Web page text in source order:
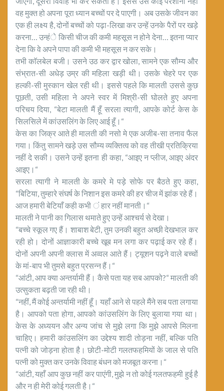
वह मुक्त हो अपना पूरा ध्यान बच्चों पर दे पाएगी। अब उसके जीवन का
एक ही लक्ष्य है, दोनों बच्चों को पढ़ा-लिखा कर उन्हें उनके पैरों पर खड़े
करना… उन्हंे किसी चीज की कमी महसूस न होने देना… इतना प्यार
देना कि वे अपने पापा की कमी भी महसूस न कर सके।
तभी काॅलबेल बजी। उसने उठ कर द्वार खोला, सामने एक सौम्य और
संभ्रात-सी अधेड़ उम्र की महिला खड़ी थी। उसके चेहरे पर एक
हल्की-सी मुस्कान खेल रही थी। इससे पहले कि मालती उससे कुछ
पूछती, उसी महिला ने अपने स्वर में मिश्री-सी घोलते हुए अपना
परिचय दिया, “बेटा मालती मैं हूँ सरला त्यागी, आपके कोर्ट केस के
सिलसिले में कांउसलिंग के लिए आई हूँ।“
केस का जिक्र आते ही मालती की नसो मे एक अजीब-सा तनाव फैल
गया। किंतु सामने खड़े उस सौम्य व्यक्तित्व को वह तीखी प्रतिक्रिया
नहीं दे सकी। उसने उन्हें इतना ही कहा, “आइए न प्लीज, आइए अंदर
आइए।“
सरला त्यागी ने मालती के कमरे मे पड़े सोफे पर बैठते हुए कहा,
“बिटिया, तुम्हारे संघर्ष के निशान इस कमरे की हर चीज में झांक रहे हैं।
आज हमारी बेटियाँ कही कभी ं हार नहीं मानती।“
मालती ने पानी का गिलास थमाते हुए उन्हें आश्चर्य से देखा।
“बच्चे स्कूल गए हैं। शाबाश बेटी, तुम उनकी बहुत अच्छी देखभाल कर
रही हो। दोनों आज्ञाकारी बच्चे खूब मन लगा कर पढ़ाई कर रहे हैं।
दोनों अपनी अपनी क्लास में अव्वल आते हैं। ट्यूशन पढ़ने वाले बच्चों
के मां-बाप भी तुमसे बहुत प्रसन्न हैं।“
“आंटी, आप क्या अन्तर्यामी हैं। कैसे पता यह सब आपको?“ मालती की
उत्सुकता बढ़ती जा रही थी।
“नहीं, मैं कोई अन्तर्यामी नहीं हूँ। यहाँ आने से पहले मैंने सब पता लगाया
है। आपको पता होगा, आपको कांउसलिंग के लिए बुलाया गया था।
केस के अध्ययन और अन्य जांच से मुझे लगा कि मुझे आपसे मिलना
चाहिए। हमारी कांउसलिंग का उद्देश्य शादी तोड़ना नहीं, बल्कि पति
पत्नी को जोड़ना होता है। छोटी-मोटी गलतफहमियों के जाल से पति
पत्नी को मुक्त कर उनके विवाह बंधन को मजबूत करना।“
“आंटी, यहाँ आप कुछ नहीं कर पाएंगी, मुझे न तो कोई गलतफहमी हुई है
और न ही मेरी कोई गलती है।“